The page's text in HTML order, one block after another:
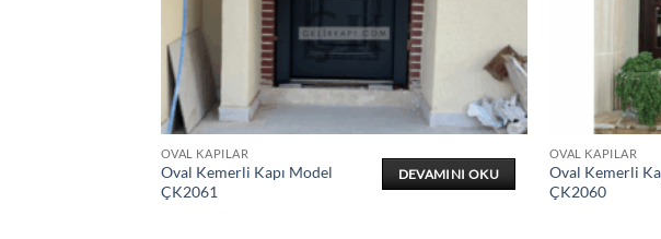
OVAL KAPILAR
Oval Kemerli Kapı Model
ÇK2061
DEVAMINI OKU
OVAL KAPILAR
Oval Kemerli
ÇK2060